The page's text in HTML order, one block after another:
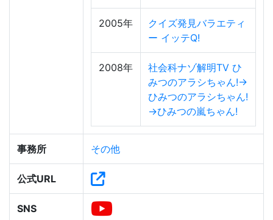
2005年
クイズ発見バラエティ
ー イッテQ!
2008年
社会科ナゾ解明TV ひ
みつのアラシちゃん!→
ひみつのアラシちゃん!
→ひみつの嵐ちゃん!
事務所 その他
公式URL
SNS